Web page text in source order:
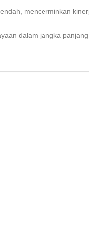
mencerminkan
dalam jangka panjang.